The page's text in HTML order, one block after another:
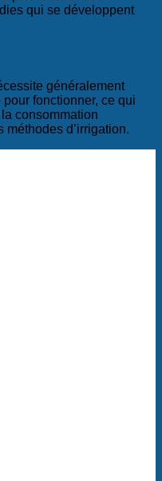
qui se développent
généralement
fonctionner, ce qui
consommation
méthodes d’irrigation.